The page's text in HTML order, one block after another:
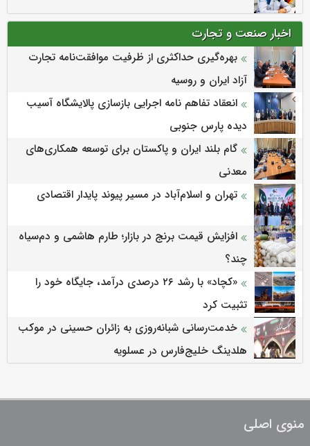
اخبار صنعت و تجارت
بهره‌گیری حداکثری از ظرفیت موافقت‌نامه تجارت
آزاد ایران و روسیه
انعقاد تفاهم نامه اجرایی بازسازی پالایشگاه آسیب
دیده پارس جنوبی
گام بلند ایران و پاکستان برای توسعه همکاری‌های
معدنی
تهران و اسلام‌آباد در مسیر پیوند پایدار اقتصادی
افزایش قیمت برنج در بازار؛ طارم هاشمی و دم‌سیاه
چند؟
«کچاد» با رشد ۲۶ درصدی درآمد، جایگاه خود را
تثبیت کرد
خدمت‌رسانی شبانه‌روزی به زائران حسینی در موکب
هلدینگ خلیج‌فارس در عسلویه
منوی اصلی